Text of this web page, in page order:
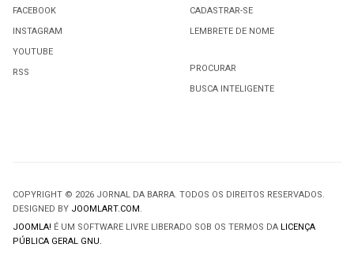
FACEBOOK
INSTAGRAM
YOUTUBE
RSS
CADASTRAR-SE
LEMBRETE DE NOME
PROCURAR
BUSCA INTELIGENTE
COPYRIGHT © 2026 JORNAL DA BARRA. TODOS OS DIREITOS RESERVADOS.
DESIGNED BY JOOMLART.COM.
JOOMLA! É UM SOFTWARE LIVRE LIBERADO SOB OS TERMOS DA LICENÇA
PÚBLICA GERAL GNU.